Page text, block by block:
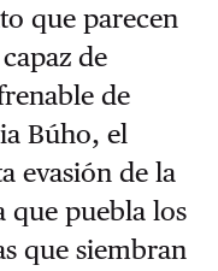
que parecen
de
de
Búho, el
evasión de la
que puebla los
que siembran